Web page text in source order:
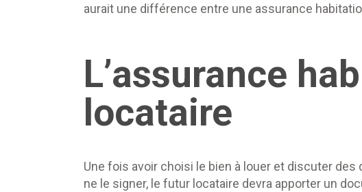
aurait une différence entre une assurance
L’assurance
locataire
Une fois avoir choisi le bien à louer et discuter
ne le signer, le futur locataire devra apporter un